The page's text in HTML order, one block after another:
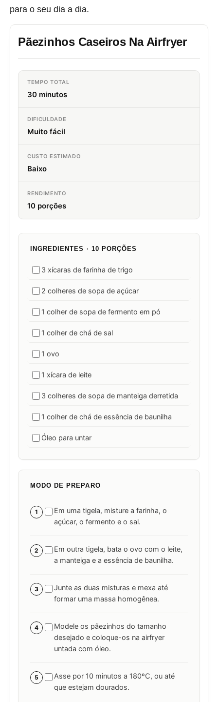
para o seu dia a dia.
Pãezinhos Caseiros Na Airfryer
TEMPO TOTAL
30 minutos
DIFICULDADE
Muito fácil
CUSTO ESTIMADO
Baixo
RENDIMENTO
10 porções
INGREDIENTES · 10 PORÇÕES
3 xícaras de farinha de trigo
2 colheres de sopa de açúcar
1 colher de sopa de fermento em pó
1 colher de chá de sal
1 ovo
1 xícara de leite
3 colheres de sopa de manteiga derretida
1 colher de chá de essência de baunilha
Óleo para untar
MODO DE PREPARO
1
Em uma tigela, misture a farinha, o
açúcar, o fermento e o sal.
2
Em outra tigela, bata o ovo com o leite,
a manteiga e a essência de baunilha.
3
Junte as duas misturas e mexa até
formar uma massa homogênea.
4
Modele os pãezinhos do tamanho
desejado e coloque-os na airfryer
untada com óleo.
5
Asse por 10 minutos a 180ºC, ou até
que estejam dourados.